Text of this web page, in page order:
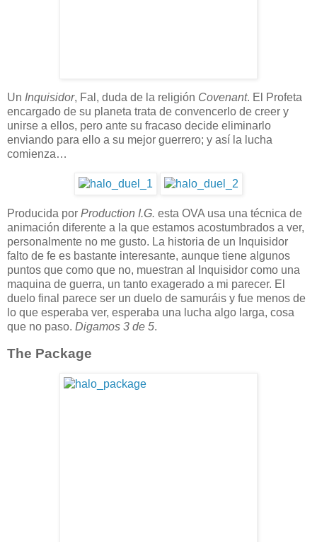
Un Inquisidor, Fal, duda de la religión Covenant. El Profeta
encargado de su planeta trata de convencerlo de creer y
unirse a ellos, pero ante su fracaso decide eliminarlo
enviando para ello a su mejor guerrero; y así la lucha
comienza…
Producida por Production I.G. esta OVA usa una técnica de
animación diferente a la que estamos acostumbrados a ver,
personalmente no me gusto. La historia de un Inquisidor
falto de fe es bastante interesante, aunque tiene algunos
puntos que como que no, muestran al Inquisidor como una
maquina de guerra, un tanto exagerado a mi parecer. El
duelo final parece ser un duelo de samuráis y fue menos de
lo que esperaba ver, esperaba una lucha algo larga, cosa
que no paso. Digamos 3 de 5.
The Package